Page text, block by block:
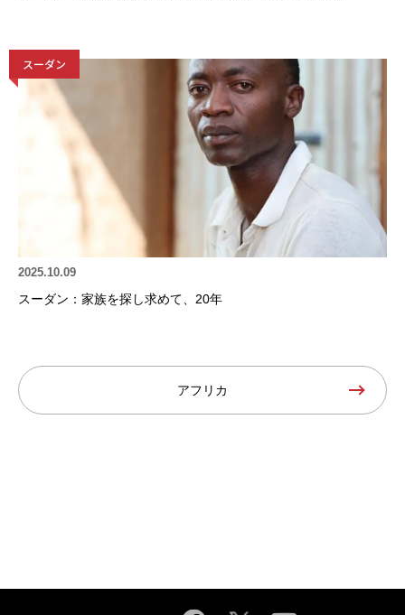
スーダン
2025.10.09
スーダン：家族を探し求めて、20年
アフリカ